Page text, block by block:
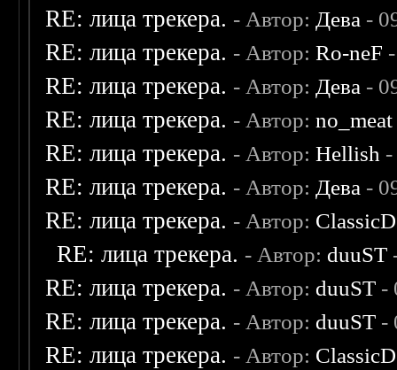
RE: лица трекера. - Автор: Дева -
RE: лица трекера. - Автор:Ro-neF
RE: лица трекера. - Автор: Дева -
RE: лица трекера. - Автор:no_meat
RE: лица трекера. - Автор:Hellish
RE: лица трекера. - Автор: Дева -
RE: лица трекера. - Автор:
RE: лица трекера. - Автор: duuST
RE: лица трекера. - Автор: duuST -
RE: лица трекера. - Автор: duuST -
RE: лица трекера. - Автор: